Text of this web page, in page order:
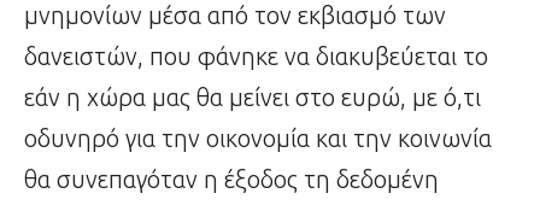
μνημονίων μέσα από τον εκβιασμό των
δανειστών, που φάνηκε να διακυβεύεται το
εάν η χώρα μας θα μείνει στο ευρώ, με ό,τι
οδυνηρό για την οικονομία και την κοινωνία
θα συνεπαγόταν η έξοδος τη δεδομένη